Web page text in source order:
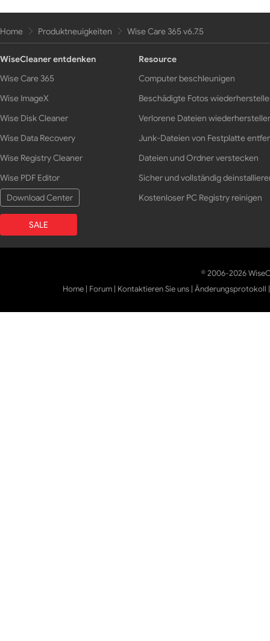
Home Produktneuigkeiten Wise Care 365 v6.7.5
WiseCleaner entdenken
Wise Care 365
Wise ImageX
Wise Disk Cleaner
Wise Data Recovery
Wise Registry Cleaner
Wise PDF Editor
Download Center
SALE
Resource
Computer beschleunigen
Beschädigte Fotos
Verlorene Dateien
Junk-Dateien von Festplatte
Dateien und Ordner verstecken
Sicher und vollständig
Kostenloser PC Registry reinigen
© 2006-2026
Home | Forum | Kontaktieren Sie uns |Änderungsprotokoll